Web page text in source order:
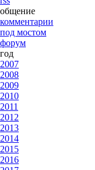
общение
комментарии
под мостом
форум
год
2007
2008
2009
2010
2011
2012
2013
2014
2015
2016